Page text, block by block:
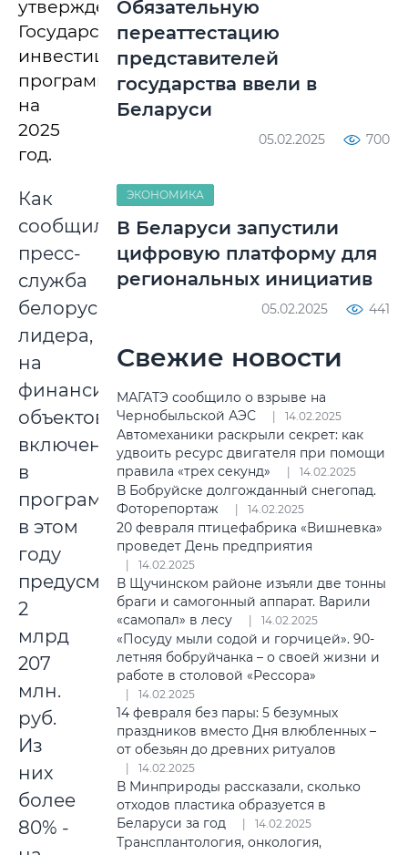
утверждена
Государственная
инвестиционная
программа
на
2025
год.
Как
сообщила
пресс-
служба
белорусского
лидера,
на
финансирование
объектов,
включенных
в
программу,
в этом
году
предусмотрено
2
млрд
207
млн.
руб.
Из
них
более
80% -
Обязательную
переаттестацию
представителей
государства ввели в
Беларуси
05.02.2025 700
ЭКОНОМИКА
В Беларуси запустили
цифровую платформу для
региональных инициатив
05.02.2025 441
Свежие новости
МАГАТЭ сообщило о взрыве на
Чернобыльской АЭС
14.02.2025
Автомеханики раскрыли секрет: как
удвоить ресурс двигателя при помощи
правила «трех секунд»
14.02.2025
В Бобруйске долгожданный снегопад.
Фоторепортаж
14.02.2025
20 февраля птицефабрика «Вишневка»
проведет День предприятия
14.02.2025
В Щучинском районе изъяли две тонны
браги и самогонный аппарат. Варили
«самопал» в лесу
14.02.2025
«Посуду мыли содой и горчицей». 90-
летняя бобруйчанка – о своей жизни и
работе в столовой «Рессора»
14.02.2025
14 февраля без пары: 5 безумных
праздников вместо Дня влюбленных –
от обезьян до древних ритуалов
14.02.2025
В Минприроды рассказали, сколько
отходов пластика образуется в
Беларуси за год
14.02.2025
Трансплантология, онкология,